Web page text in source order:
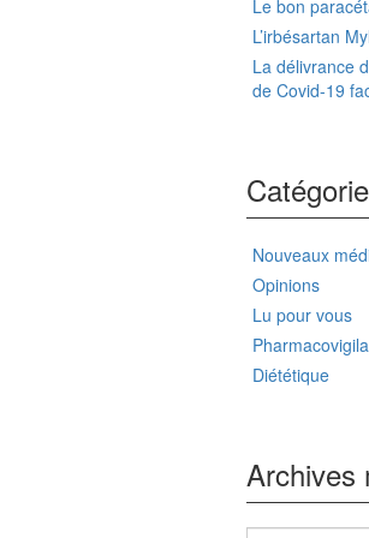
Le bon
L’irbésartan
La délivrance
de Covid-19
Nouveaux
Opinions
Lu pour vous
Diététique
Archives